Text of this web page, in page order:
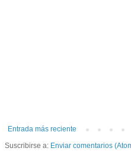
Entrada más reciente
Suscribirse a: Enviar comentarios